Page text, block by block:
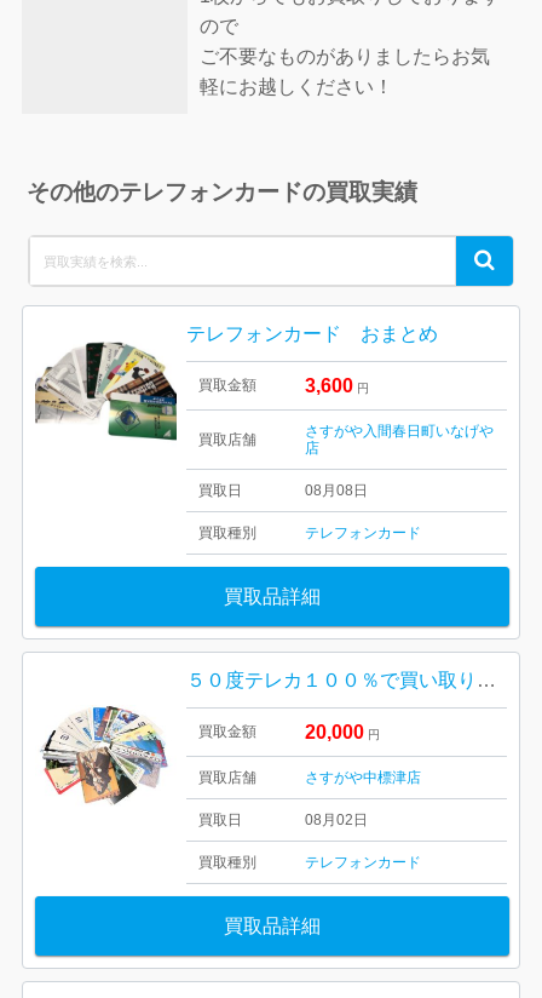
ので
ご不要なものがありましたらお気
軽にお越しください！
その他のテレフォンカードの買取実績
for:
Search
テレフォンカード おまとめ
買取金額 3,600 円
買取店舗
さすがや入間春日町いなげや
店
買取日 08月08日
買取種別 テレフォンカード
買取品詳細
５０度テレカ１００％で買い取りました！！！ さすがや中標津店
買取金額 20,000 円
買取店舗 さすがや中標津店
買取日 08月02日
買取種別 テレフォンカード
買取品詳細